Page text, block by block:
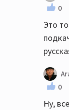
0
Это
0
Ну,